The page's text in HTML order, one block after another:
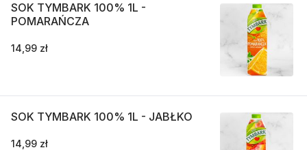
SOK TYMBARK 100% 1L -
POMARAŃCZA
14,99 zł
SOK TYMBARK 100% 1L - JABŁKO
14,99 zł